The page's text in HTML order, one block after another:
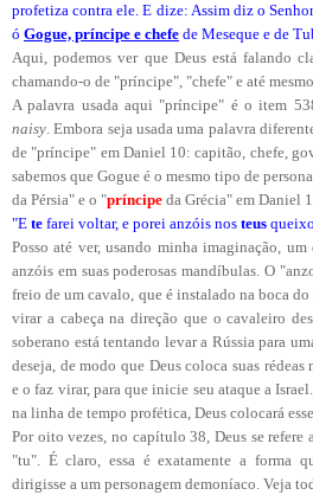
profetiza contra ele. E dize: Assim diz o
ó Gogue, príncipe e chefe de Meseque e de
Aqui, podemos ver que Deus está falando
chamando-o de "príncipe", "chefe" e até
A palavra usada aqui "príncipe" é o item
naisy. Embora seja usada uma palavra
de "príncipe" em Daniel 10: capitão, chefe,
sabemos que Gogue é o mesmo tipo de
da Pérsia" e o "príncipe da Grécia" em Daniel
"E te farei voltar, e porei anzóis nos teus
Posso até ver, usando minha imaginação,
anzóis em suas poderosas mandíbulas. O
freio de um cavalo, que é instalado na boca
virar a cabeça na direção que o cavaleiro
soberano está tentando levar a Rússia para
deseja, de modo que Deus coloca suas
e o faz virar, para que inicie seu ataque a
na linha de tempo profética, Deus colocará
Por oito vezes, no capítulo 38, Deus se refere
"tu". É claro, essa é exatamente a forma
dirigisse a um personagem demoníaco. Veja